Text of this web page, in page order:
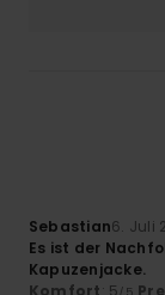
Sebastian6. Juli
Es ist der
Kapuzenjacke.
Komfort: 5 /5